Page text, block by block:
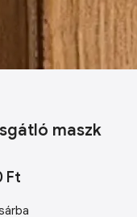
maszk
Ft